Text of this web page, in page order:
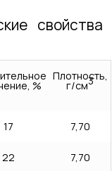
свойства
%
Плотность,
г/см3
17 7,70
22 7,70